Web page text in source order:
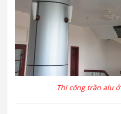
Thi công trần alu